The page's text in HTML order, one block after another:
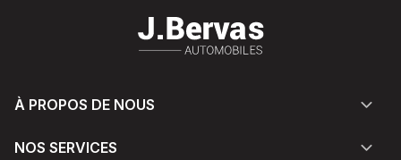
À PROPOS DE NOUS
NOS SERVICES